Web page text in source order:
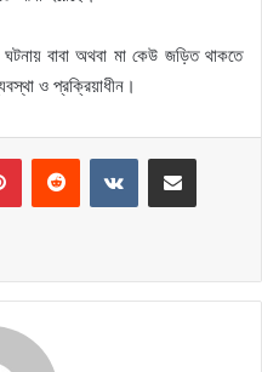
বাবা অথবা মা কেউ জড়িত থাকতে
ও প্রক্রিয়াধীন।
PinterestReddit VKontakteShare via Email